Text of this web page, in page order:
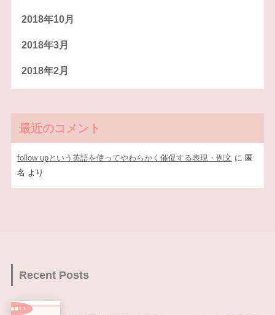
2018年10月
2018年3月
2018年2月
最近のコメント
follow upという英語を使ってやわらかく催促する表現・例文 に 匿
名 より
Recent Posts